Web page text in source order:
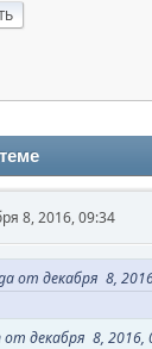
8, 2016, 09:34
от декабря 8,
декабря 8, 2016,